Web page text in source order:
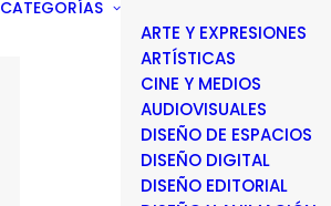
CATEGORÍAS
ARTE Y EXPRESIONES
ARTÍSTICAS
CINE Y MEDIOS
AUDIOVISUALES
DISEÑO DE ESPACIOS
DISEÑO DIGITAL
DISEÑO EDITORIAL